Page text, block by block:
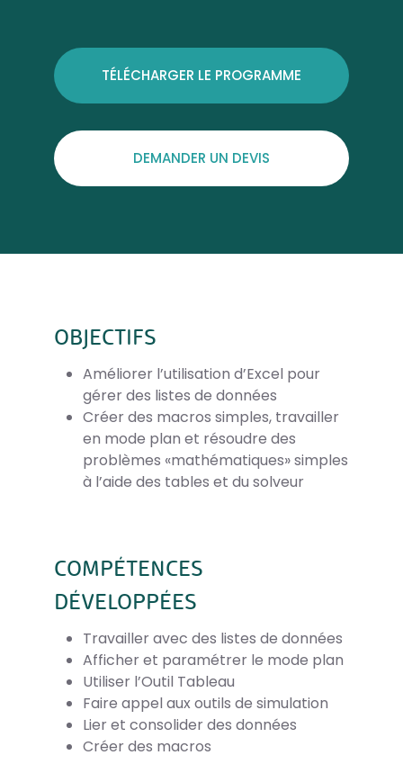
TÉLÉCHARGER LE PROGRAMME
DEMANDER UN DEVIS
OBJECTIFS
Améliorer l’utilisation d’Excel pour
gérer des listes de données
Créer des macros simples, travailler
en mode plan et résoudre des
problèmes «mathématiques» simples
à l’aide des tables et du solveur
COMPÉTENCES
DÉVELOPPÉES
Travailler avec des listes de données
Afficher et paramétrer le mode plan
Utiliser l’Outil Tableau
Faire appel aux outils de simulation
Lier et consolider des données
Créer des macros